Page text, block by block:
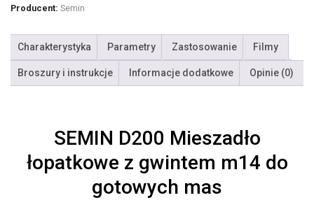
Producent: Semin
Charakterystyka Parametry Zastosowanie Filmy
Broszury i instrukcje Informacje dodatkowe Opinie (0)
SEMIN D200 Mieszadło
łopatkowe z gwintem m14 do
gotowych mas